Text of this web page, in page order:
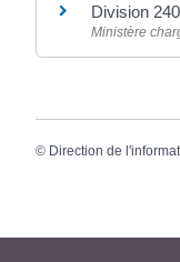
Division
Ministère
© Direction de